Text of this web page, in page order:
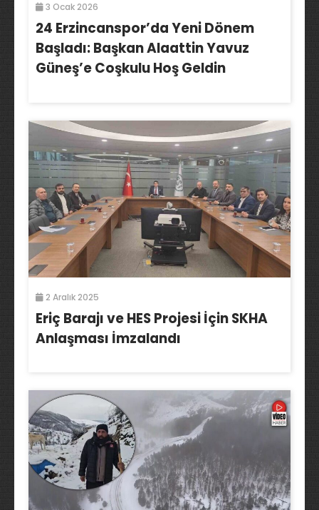
3 Ocak 2026
24 Erzincanspor’da Yeni Dönem
Başladı: Başkan Alaattin Yavuz
Güneş’e Coşkulu Hoş Geldin
2 Aralık 2025
Eriç Barajı ve HES Projesi İçin SKHA
Anlaşması İmzalandı